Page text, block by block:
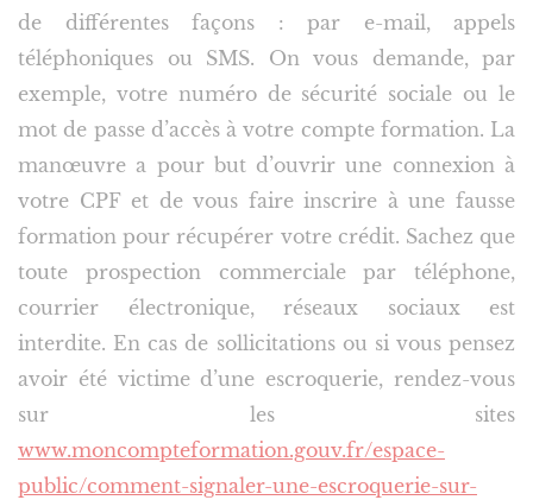
de différentes façons : par e-mail, appels
téléphoniques ou SMS. On vous demande, par
exemple, votre numéro de sécurité sociale ou le
mot de passe d’accès à votre compte formation. La
manœuvre a pour but d’ouvrir une connexion à
votre CPF et de vous faire inscrire à une fausse
formation pour récupérer votre crédit. Sachez que
toute prospection commerciale par téléphone,
courrier électronique, réseaux sociaux est
interdite. En cas de sollicitations ou si vous pensez
avoir été victime d’une escroquerie, rendez-vous
sur les sites
www.moncompteformation.gouv.fr/espace-
public/comment-signaler-une-escroquerie-sur-